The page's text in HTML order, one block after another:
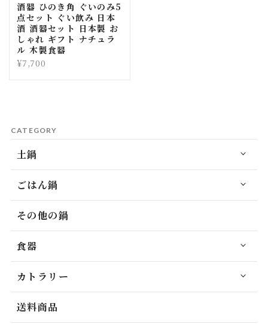
酒器 ひのき角 ぐいのみ5
点セット ぐい飲み 日本
酒 酒器セット 日本製 お
しゃれ ギフト ナチュラ
ル 木製食器
¥7,700
CATEGORY
土鍋
ごはん鍋
その他の鍋
食器
カトラリー
送料商品